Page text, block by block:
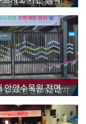
2025 서울대 안양수목원 전면개방 행사